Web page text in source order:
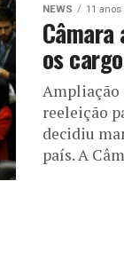
NEWS 11 anos
os
Ampliação
reeleição
decidiu
país. A